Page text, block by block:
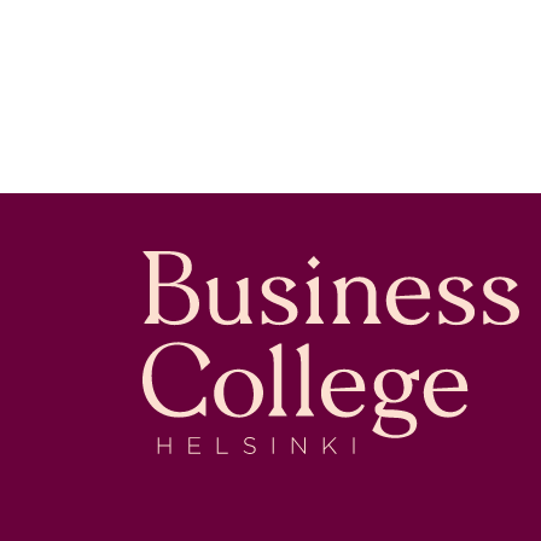
Business College Helsinki